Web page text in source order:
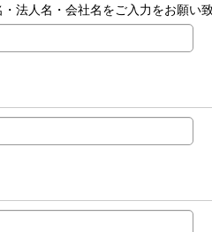
法人名・会社名をご入力をお願い致